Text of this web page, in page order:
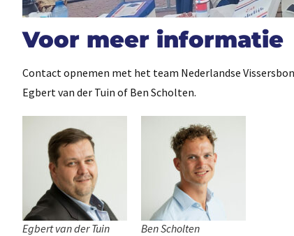
Voor meer informatie
Contact opnemen met het team Nederlandse
Egbert van der Tuin of Ben Scholten.
Egbert van der Tuin Ben Scholten